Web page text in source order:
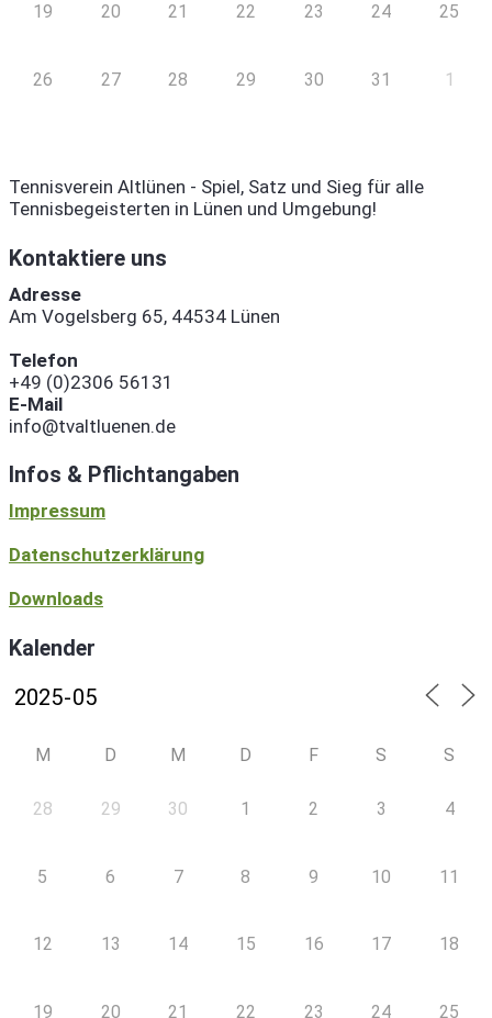
19 20 21 22 23 24 25
26 27 28 29 30 31 1
Tennisverein Altlünen - Spiel, Satz und Sieg für alle
Tennisbegeisterten in Lünen und Umgebung!
Kontaktiere uns
Adresse
Am Vogelsberg 65, 44534 Lünen
Telefon
+49 (0)2306 56131
E-Mail
info@tvaltluenen.de
Infos & Pflichtangaben
Impressum
Datenschutzerklärung
Downloads
Kalender
M D M D F S S
28 29 30 1 2 3 4
5 6 7 8 9 10 11
12 13 14 15 16 17 18
19 20 21 22 23 24 25